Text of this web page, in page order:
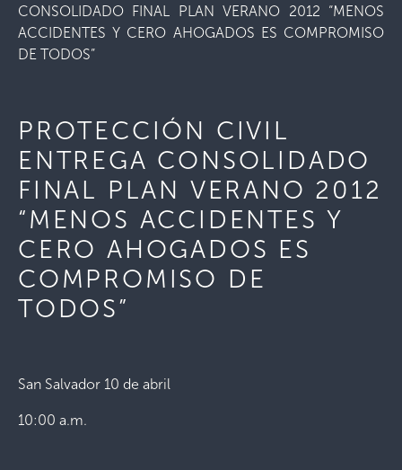
CONSOLIDADO FINAL PLAN VERANO 2012 “MENOS
ACCIDENTES Y CERO AHOGADOS ES COMPROMISO
DE TODOS”
PROTECCIÓN CIVIL
ENTREGA CONSOLIDADO
FINAL PLAN VERANO 2012
“MENOS ACCIDENTES Y
CERO AHOGADOS ES
COMPROMISO DE
TODOS”
San Salvador 10 de abril
10:00 a.m.